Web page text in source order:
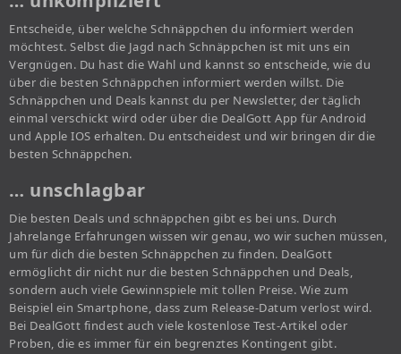
Entscheide, über welche Schnäppchen du informiert werden
möchtest. Selbst die Jagd nach Schnäppchen ist mit uns ein
Vergnügen. Du hast die Wahl und kannst so entscheide, wie du
über die besten Schnäppchen informiert werden willst. Die
Schnäppchen und Deals kannst du per Newsletter, der täglich
einmal verschickt wird oder über die DealGott App für Android
und Apple IOS erhalten. Du entscheidest und wir bringen dir die
besten Schnäppchen.
… unschlagbar
Die besten Deals und schnäppchen gibt es bei uns. Durch
Jahrelange Erfahrungen wissen wir genau, wo wir suchen müssen,
um für dich die besten Schnäppchen zu finden. DealGott
ermöglicht dir nicht nur die besten Schnäppchen und Deals,
sondern auch viele Gewinnspiele mit tollen Preise. Wie zum
Beispiel ein Smartphone, dass zum Release-Datum verlost wird.
Bei DealGott findest auch viele kostenlose Test-Artikel oder
Proben, die es immer für ein begrenztes Kontingent gibt.